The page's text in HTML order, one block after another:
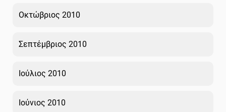
Οκτώβριος 2010
Σεπτέμβριος 2010
Ιούλιος 2010
Ιούνιος 2010